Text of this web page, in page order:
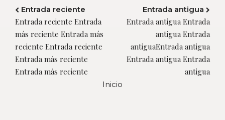
Entrada reciente
Entrada reciente Entrada
más reciente Entrada más
reciente Entrada reciente
Entrada más reciente
Entrada más reciente
Entrada antigua
Entrada antigua Entrada
antigua Entrada
antiguaEntrada antigua
Entrada antigua Entrada
antigua
Inicio